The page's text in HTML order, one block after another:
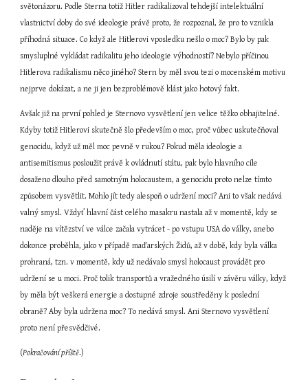
světonázoru. Podle Sterna totiž Hitler radikalizoval tehdejší intelektuální
vlastnictví doby do své ideologie právě proto, že rozpoznal, že pro to vznikla
příhodná situace. Co když ale Hitlerovi vposledku nešlo o moc? Bylo by pak
smysluplné vykládat radikalitu jeho ideologie výhodností? Nebylo příčinou
Hitlerova radikalismu něco jiného? Stern by měl svou tezi o mocenském motivu
nejprve dokázat, a ne ji jen bezproblémově klást jako hotový fakt.
Avšak již na první pohled je Sternovo vysvětlení jen velice těžko obhajitelné.
Kdyby totiž Hitlerovi skutečně šlo především o moc, proč vůbec uskutečňoval
genocidu, když už měl moc pevně v rukou? Pokud měla ideologie a
antisemitismus posloužit právě k ovládnutí státu, pak bylo hlavního cíle
dosaženo dlouho před samotným holocaustem, a genocidu proto nelze tímto
způsobem vysvětlit. Mohlo jít tedy alespoň o udržení moci? Ani to však nedává
valný smysl. Vždyť hlavní část celého masakru nastala až v momentě, kdy se
naděje na vítězství ve válce začala vytrácet - po vstupu USA do války, anebo
dokonce proběhla, jako v případě maďarských Židů, až v době, kdy byla válka
prohraná, tzn. v momentě, kdy už nedávalo smysl holocaust provádět pro
udržení se u moci. Proč tolik transportů a vražedného úsilí v závěru války, když
by měla být veškerá energie a dostupné zdroje soustředěny k poslední
obraně? Aby byla udržena moc? To nedává smysl. Ani Sternovo vysvětlení
proto není přesvědčivé.
(Pokračování příště.)